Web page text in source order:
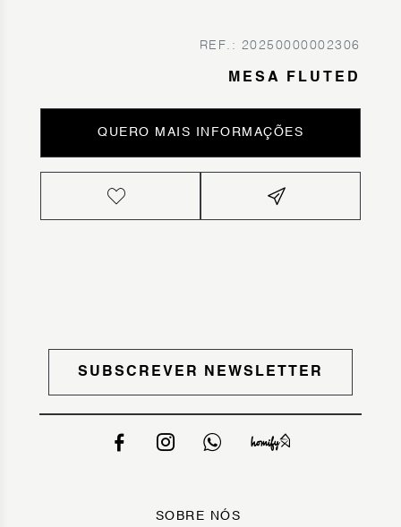
REF.: 20250000002306
MESA FLUTED
QUERO MAIS INFORMAÇÕES
SUBSCREVER NEWSLETTER
SOBRE NÓS